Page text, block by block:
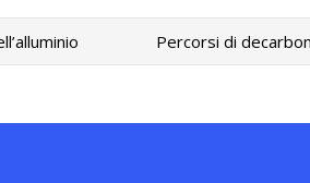
Percorsi di